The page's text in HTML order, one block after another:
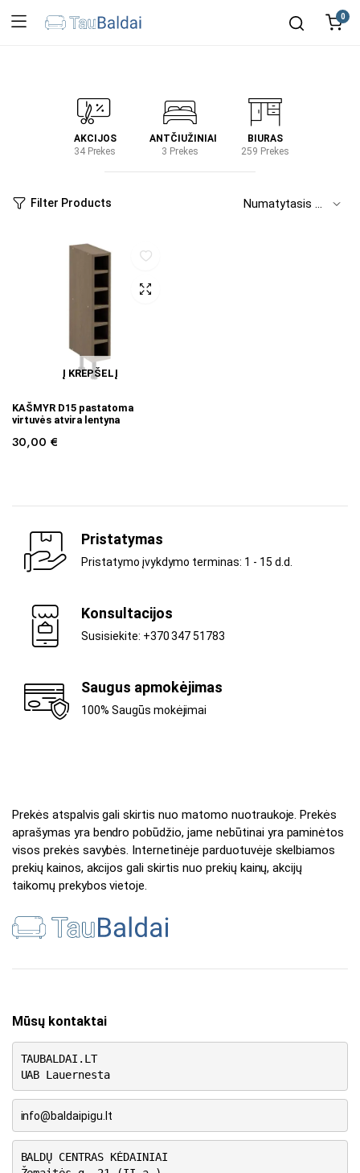
0
AKCIJOS
34 Prekes
ANTČIUŽINIAI
3 Prekes
BIURAS
259 Prekes
Filter Products
Į KREPŠELĮ
KAŠMYR D15 pastatoma
virtuvės atvira lentyna
30,00 €
Pristatymas
Pristatymo įvykdymo terminas: 1 - 15 d.d.
Konsultacijos
Susisiekite: +370 347 51783
Saugus apmokėjimas
100% Saugūs mokėjimai
Prekės atspalvis gali skirtis nuo matomo nuotraukoje. Prekės
aprašymas yra bendro pobūdžio, jame nebūtinai yra paminėtos
visos prekės savybės. Internetinėje parduotuvėje skelbiamos
prekių kainos, akcijos gali skirtis nuo prekių kainų, akcijų
taikomų prekybos vietoje.
Mūsų kontaktai
TAUBALDAI.LT
UAB Lauernesta
info@baldaipigu.lt
BALDŲ CENTRAS KĖDAINIAI